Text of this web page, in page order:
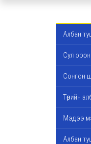
Албан
Сул
Сонгон
Төрийн
Мэдээ
Албан